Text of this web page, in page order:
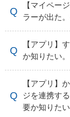
【マイペー
ラーが出た
【アプリ】
か知りたい。
【アプリ】
ジを連携す
要か知りたい